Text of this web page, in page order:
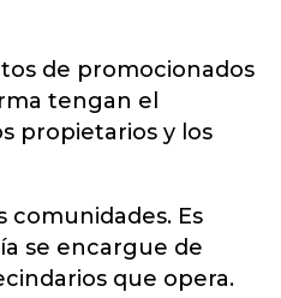
de promocionados
tengan el
propietarios y los
comunidades. Es
se encargue de
que opera.